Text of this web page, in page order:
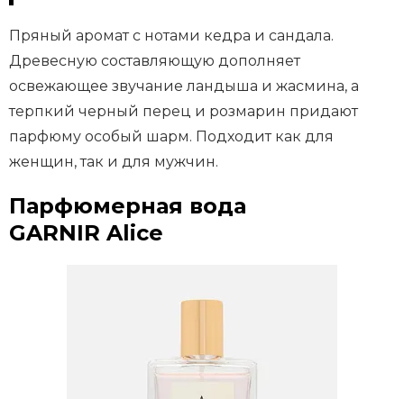
Пряный аромат с нотами кедра и сандала.
Древесную составляющую дополняет
освежающее звучание ландыша и жасмина, а
терпкий черный перец и розмарин придают
парфюму особый шарм. Подходит как для
женщин, так и для мужчин.
Парфюмерная вода
GARNIR Alice